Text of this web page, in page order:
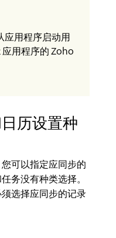
用程序启动用
用程序的 Zoho
历设置种
可以指定应同步的
务没有种类选择。
选择应同步的记录